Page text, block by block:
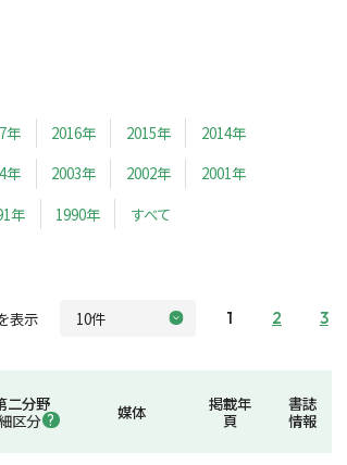
年 2016年 2015年
2014年
年 2003年 2002年
2001年
年 1990年 すべて
表示 1 2 3
二分野
区分
媒体
掲載年
頁
書誌
情報